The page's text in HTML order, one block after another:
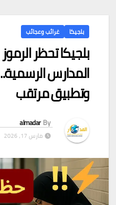
بلجيكا غرائب وعجائب
بلجيكا تحظر
المدارس
وتطبيق مرتقب
By
almadar
مارس 17, 2026